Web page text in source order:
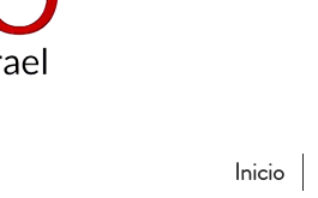
Inicio